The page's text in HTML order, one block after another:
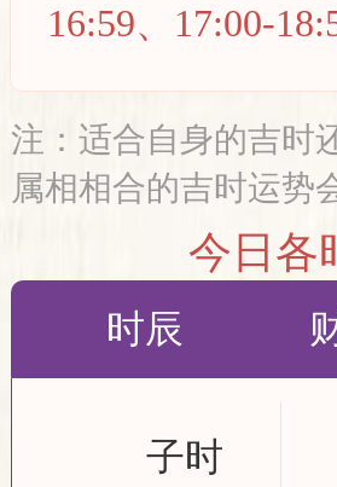
16:59、17:00-
注：适合自身的吉时
属相相合的吉时运势
今日各
时辰
子时